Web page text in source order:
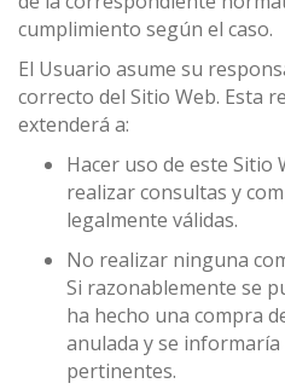
cumplimiento según el caso.
El Usuario asume su
correcto del Sitio Web. Esta
extenderá a:
Hacer uso de este Sitio
realizar consultas y
legalmente válidas.
No realizar ninguna
Si razonablemente se
ha hecho una compra
anulada y se
pertinentes.